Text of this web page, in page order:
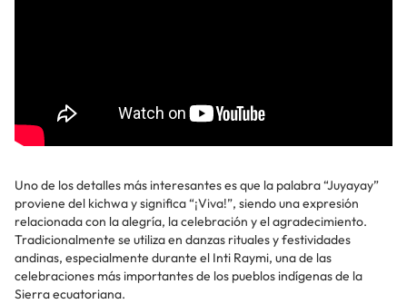
Uno de los detalles más interesantes es que la palabra “Juyayay”
proviene del kichwa y significa “¡Viva!”, siendo una expresión
relacionada con la alegría, la celebración y el agradecimiento.
Tradicionalmente se utiliza en danzas rituales y festividades
andinas, especialmente durante el Inti Raymi, una de las
celebraciones más importantes de los pueblos indígenas de la
Sierra ecuatoriana.